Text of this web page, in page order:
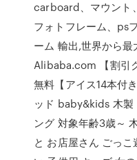
carboard、マウント
フォトフレーム、ps
ーム 輸出,世界から最
Alibaba.com 【割引
無料【アイス14本付
ッド baby&kids 木製
ング 対象年齢3歳～
と お店屋さん ごっ